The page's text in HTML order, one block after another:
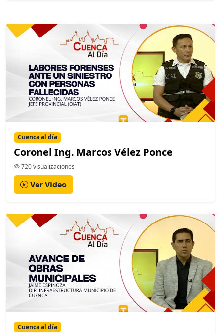
Cuenca al día
Coronel Ing. Marcos Vélez Ponce
720 visualizaciones
Ver Video
Cuenca al día